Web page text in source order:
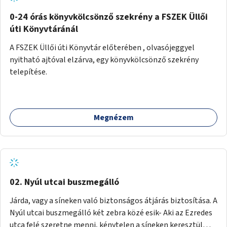
fenntartásához, évi 14-16 millió Ft-tal. A program hosszú
távú fenntarthatósága úgy lenne megvalósítható. hogy
részben "Támogató szolgálat" normatív támogatásából,
részben pedig a jelen pályázat által biztosított összegből.
A programban 8-10 szakember (gyógypedagógus,
pszichológus) működne közre. Fontos cél lenne, hogy
0-24 órás könyvkölcsönző szekrény a FSZEK Üllői
úti Könyvtáránál
A FSZEK Üllői úti Könyvtár előterében , olvasójeggyel
nyitható ajtóval elzárva, egy könyvkölcsönző szekrény
telepítése.
Megnézem
02. Nyúl utcai buszmegálló
Járda, vagy a síneken való biztonságos átjárás biztosítása. A
Nyúl utcai buszmegálló két zebra közé esik- Aki az Ezredes